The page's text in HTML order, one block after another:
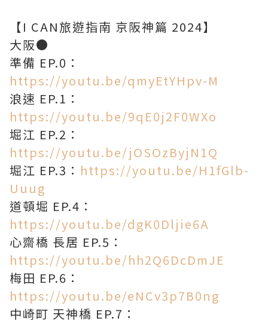
【I CAN旅遊指南 京阪神篇 2024】
大阪●
準備 EP.0：
https://youtu.be/qmyEtYHpv-M
浪速 EP.1：
https://youtu.be/9qE0j2F0WXo
堀江 EP.2：
https://youtu.be/jOSOzByjN1Q
堀江 EP.3： https://youtu.be/H1fGlb-
Uuug
道頓堀 EP.4：
https://youtu.be/dgK0Dljie6A
心齋橋 長居 EP.5：
https://youtu.be/hh2Q6DcDmJE
梅田 EP.6：
https://youtu.be/eNCv3p7B0ng
中崎町 天神橋 EP.7：